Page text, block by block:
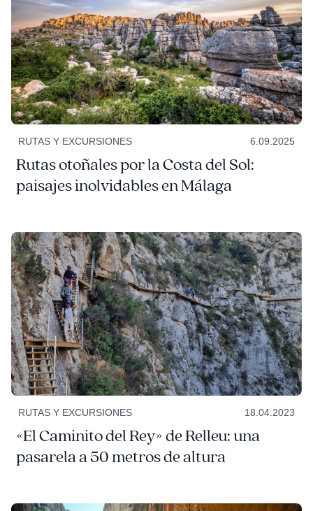
RUTAS Y EXCURSIONES 6.09.2025
Rutas otoñales por la Costa del Sol:
paisajes inolvidables en Málaga
RUTAS Y EXCURSIONES 18.04.2023
«El Caminito del Rey» de Relleu: una
pasarela a 50 metros de altura